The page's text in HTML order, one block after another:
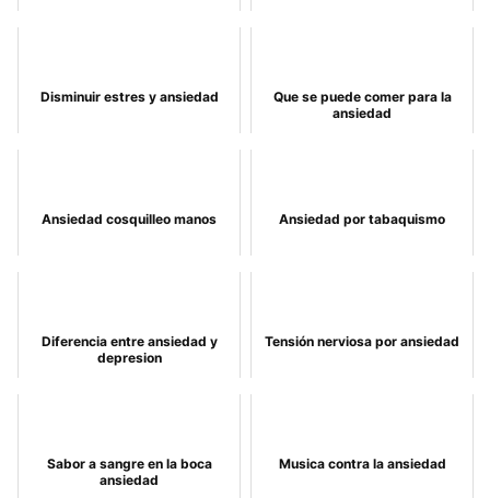
Disminuir estres y ansiedad
Que se puede comer para la
ansiedad
Ansiedad cosquilleo manos Ansiedad por tabaquismo
Diferencia entre ansiedad y
depresion
Tensión nerviosa por ansiedad
Sabor a sangre en la boca
ansiedad
Musica contra la ansiedad